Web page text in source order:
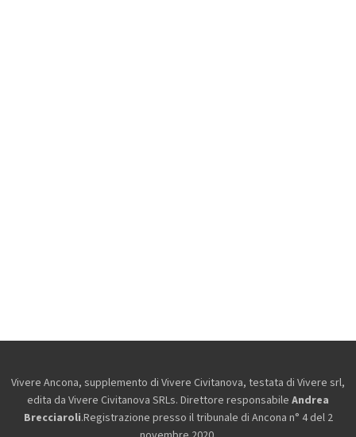
Vivere Ancona, supplemento di Vivere Civitanova, testata di Vivere srl,
edita da Vivere Civitanova SRLs. Direttore responsabile Andrea
Brecciaroli.Registrazione presso il tribunale di Ancona n° 4 del 2